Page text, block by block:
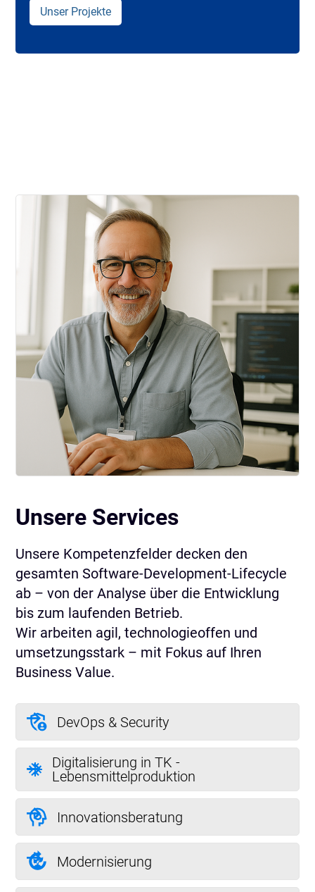
Unser Projekte
Unsere Services
Unsere Kompetenzfelder decken den
gesamten Software-Development-Lifecycle
ab – von der Analyse über die Entwicklung
bis zum laufenden Betrieb.
Wir arbeiten agil, technologieoffen und
umsetzungsstark – mit Fokus auf Ihren
Business Value.
DevOps & Security
Digitalisierung in TK -
Lebensmittelproduktion
Innovationsberatung
Modernisierung